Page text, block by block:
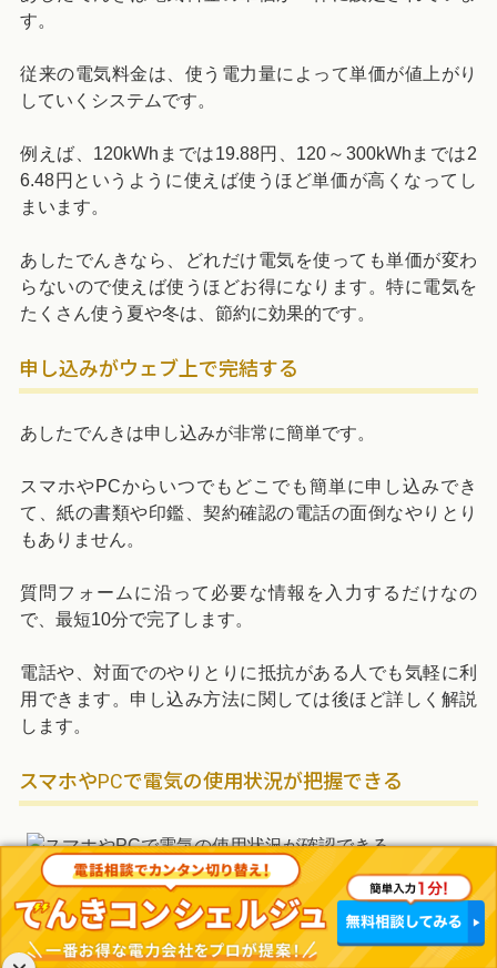
す。
従来の電気料金は、使う電力量によって単価が値上がり
していくシステムです。
例えば、120kWhまでは19.88円、120～300kWhまでは2
6.48円というように使えば使うほど単価が高くなってし
まいます。
あしたでんきなら、どれだけ電気を使っても単価が変わ
らないので使えば使うほどお得になります。特に電気を
たくさん使う夏や冬は、節約に効果的です。
申し込みがウェブ上で完結する
あしたでんきは申し込みが非常に簡単です。
スマホやPCからいつでもどこでも簡単に申し込みでき
て、紙の書類や印鑑、契約確認の電話の面倒なやりとり
もありません。
質問フォームに沿って必要な情報を入力するだけなの
で、最短10分で完了します。
電話や、対面でのやりとりに抵抗がある人でも気軽に利
用できます。申し込み方法に関しては後ほど詳しく解説
します。
スマホやPCで電気の使用状況が把握できる
あしたでんきを使うと、マイページから電気の使用状況
がいつでも把握できます。